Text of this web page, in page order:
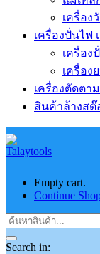
เครื่อง
เครื่องปั่นไฟ
เครื่อง
เครื่อง
เครื่องตัดตา
สินค้าล้างสต๊
Empty cart.
Continue
Search in: